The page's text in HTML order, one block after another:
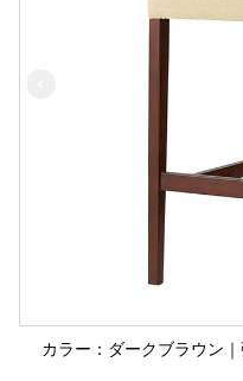
カラー：ダークブラウン